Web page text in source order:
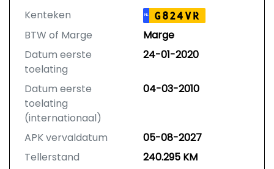
Kenteken NL G824VR
BTW of Marge
Marge
Datum eerste
toelating
24-01-2020
Datum eerste
toelating
(internationaal)
04-03-2010
APK vervaldatum
05-08-2027
Tellerstand
240.295 KM